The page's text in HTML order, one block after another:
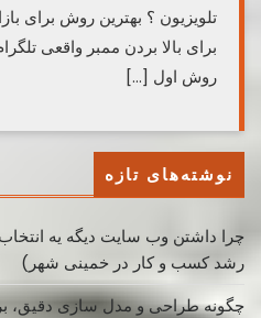
تلویزیون ؟ بهترین روش برای
روش اول […]
نوشته‌های تازه
چرا داشتن وب سایت دیگه یه
رشد کسب ‌و کار در خمینی ‌شهر)
چگونه طراحی و مدل سازی دقیق،